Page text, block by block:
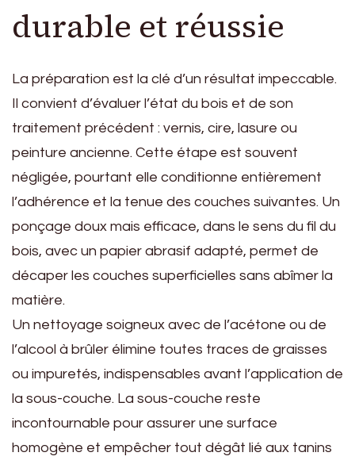
durable et réussie
La préparation est la clé d’un résultat impeccable.
Il convient d’évaluer l’état du bois et de son
traitement précédent : vernis, cire, lasure ou
peinture ancienne. Cette étape est souvent
négligée, pourtant elle conditionne entièrement
l’adhérence et la tenue des couches suivantes. Un
ponçage doux mais efficace, dans le sens du fil du
bois, avec un papier abrasif adapté, permet de
décaper les couches superficielles sans abîmer la
matière.
Un nettoyage soigneux avec de l’acétone ou de
l’alcool à brûler élimine toutes traces de graisses
ou impuretés, indispensables avant l’application de
la sous-couche. La sous-couche reste
incontournable pour assurer une surface
homogène et empêcher tout dégât lié aux tanins